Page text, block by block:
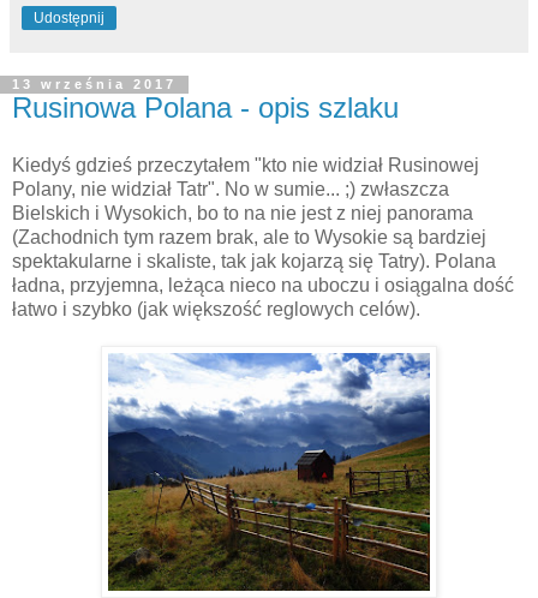
Udostępnij
13 września 2017
Rusinowa Polana - opis szlaku
Kiedyś gdzieś przeczytałem "kto nie widział Rusinowej
Polany, nie widział Tatr". No w sumie... ;) zwłaszcza
Bielskich i Wysokich, bo to na nie jest z niej panorama
(Zachodnich tym razem brak, ale to Wysokie są bardziej
spektakularne i skaliste, tak jak kojarzą się Tatry). Polana
ładna, przyjemna, leżąca nieco na uboczu i osiągalna dość
łatwo i szybko (jak większość reglowych celów).